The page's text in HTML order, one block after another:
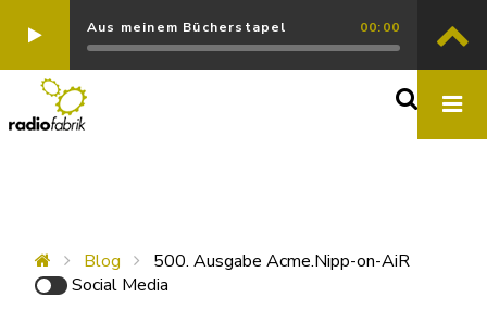
Aus meinem Bücherstapel 00:00
Blog
500. Ausgabe Acme.Nipp-on-AiR
Social Media